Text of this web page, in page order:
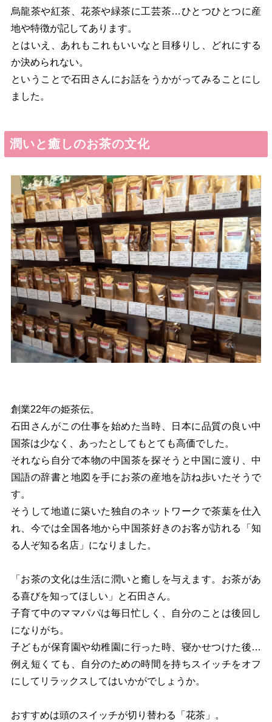
烏龍茶や紅茶、花茶や緑茶に工芸茶…ひとつひとつに産
地や特徴が記してあります。
とはいえ、あれもこれもいいなと目移りし、どれにする
か決められない。
ということで石田さんにお話をうかがってみることにし
ました。
潤いと癒しのお茶の文化
創業22年の姫茶伝。
石田さんがこの仕事を始めた当時、日本に品質の良い中
国茶は少なく、あったとしてもとても高価でした。
それなら自分で本物の中国茶を探そうと中国に渡り、中
国語の辞書と地図を手にお茶の産地を訪ね歩いたそうで
す。
そうして地道に築いた独自のネットワークで茶葉を仕入
れ、今では全国各地から中国茶好きのお客が訪れる「知
る人ぞ知る名店」になりました。
「お茶の文化は生活に潤いと癒しを与えます。お茶があ
る喜びを知ってほしい」と石田さん。
子育て中のママパパは毎日忙しく、自分のことは後回し
になりがち。
子どもが保育園や幼稚園に行った時、寝かせつけた後…
例え短くても、自分のための時間を持ちスイッチをオフ
にしてリラックスしてはいかがでしょうか。
おすすめは頭のスイッチが切り替わる「花茶」。